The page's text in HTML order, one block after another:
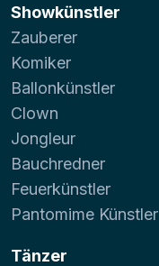
Showkünstler
Zauberer
Komiker
Ballonkünstler
Clown
Jongleur
Bauchredner
Feuerkünstler
Pantomime Künstler
Tänzer